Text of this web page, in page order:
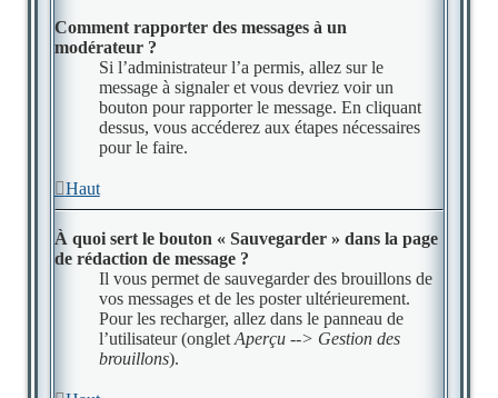
Comment rapporter des messages à un
modérateur ?
Si l’administrateur l’a permis, allez sur le
message à signaler et vous devriez voir un
bouton pour rapporter le message. En cliquant
dessus, vous accéderez aux étapes nécessaires
pour le faire.
Haut
À quoi sert le bouton « Sauvegarder » dans la page
de rédaction de message ?
Il vous permet de sauvegarder des brouillons de
vos messages et de les poster ultérieurement.
Pour les recharger, allez dans le panneau de
l’utilisateur (onglet Aperçu --> Gestion des
brouillons).